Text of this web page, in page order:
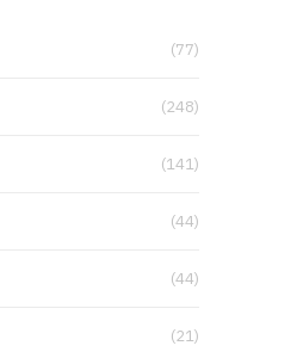
(77)
(248)
(141)
(44)
(44)
(21)